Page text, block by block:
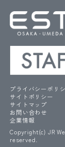
プライバシーポリ
サイトポリシー
サイトマップ
お問い合わせ
企業情報
Copyright(c) JR
reserved.